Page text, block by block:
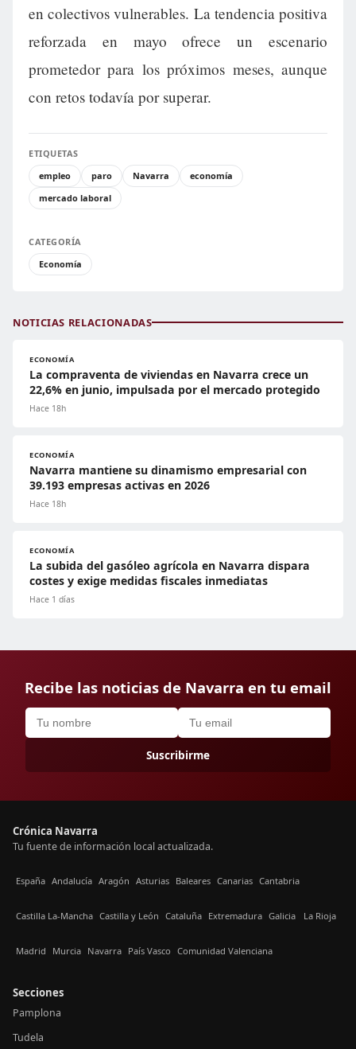
en colectivos vulnerables. La tendencia positiva
reforzada en mayo ofrece un escenario
prometedor para los próximos meses, aunque
con retos todavía por superar.
ETIQUETAS
empleo
paro Navarra
economía
mercado laboral
CATEGORÍA
Economía
NOTICIAS RELACIONADAS
ECONOMÍA
La compraventa de viviendas en Navarra crece un
22,6% en junio, impulsada por el mercado protegido
Hace 18h
ECONOMÍA
Navarra mantiene su dinamismo empresarial con
39.193 empresas activas en 2026
Hace 18h
ECONOMÍA
La subida del gasóleo agrícola en Navarra dispara
costes y exige medidas fiscales inmediatas
Hace 1 días
Recibe las noticias de Navarra en tu email
Suscribirme
Crónica Navarra
Tu fuente de información local actualizada.
España Andalucía Aragón Asturias Baleares Canarias Cantabria
Castilla La-Mancha Castilla y León Cataluña Extremadura Galicia La Rioja
Madrid Murcia Navarra País Vasco Comunidad Valenciana
Secciones
Pamplona
Tudela